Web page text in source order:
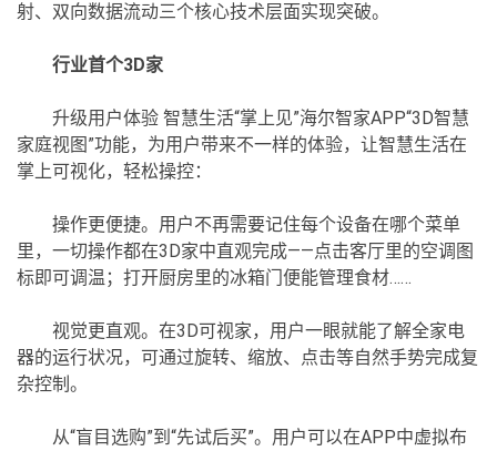
射、双向数据流动三个核心技术层面实现突破。
行业首个3D家
升级用户体验 智慧生活“掌上见”海尔智家APP“3D智慧
家庭视图”功能，为用户带来不一样的体验，让智慧生活在
掌上可视化，轻松操控：
操作更便捷。用户不再需要记住每个设备在哪个菜单
里，一切操作都在3D家中直观完成——点击客厅里的空调图
标即可调温；打开厨房里的冰箱门便能管理食材……
视觉更直观。在3D可视家，用户一眼就能了解全家电
器的运行状况，可通过旋转、缩放、点击等自然手势完成复
杂控制。
从“盲目选购”到“先试后买”。用户可以在APP中虚拟布